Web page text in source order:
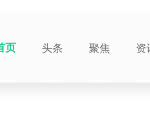
页 头条 聚焦 资